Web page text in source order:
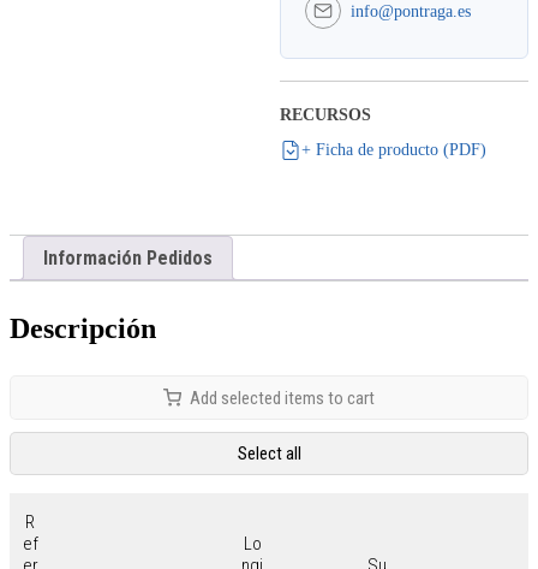
info@pontraga.es
RECURSOS
+ Ficha de producto (PDF)
Información Pedidos
Descripción
Add selected items to cart
Select all
R
ef
Lo